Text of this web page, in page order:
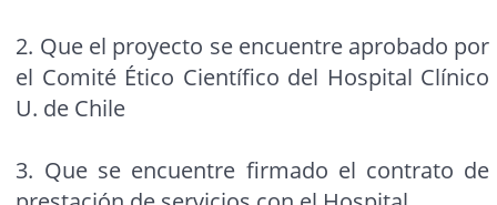
2. Que el proyecto se encuentre aprobado por
el Comité Ético Científico del Hospital Clínico
U. de Chile
3. Que se encuentre firmado el contrato de